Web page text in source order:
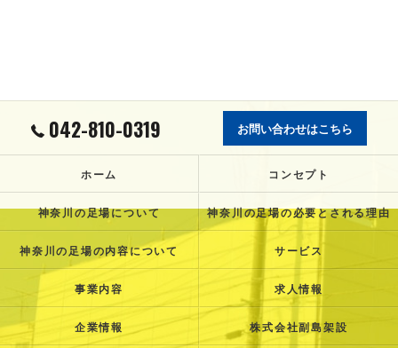
042-810-0319 お問い合わせはこちら
ホーム コンセプト
神奈川の足場について 神奈川の足場の必要とされる理由
神奈川の足場の内容について サービス
事業内容 求人情報
企業情報 株式会社副島架設